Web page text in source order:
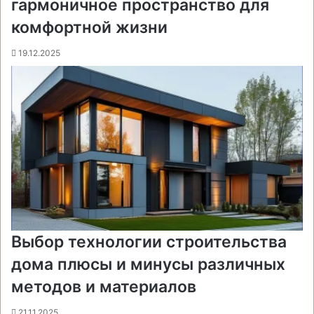
гармоничное пространство для
комфортной жизни
19.12.2025
Выбор технологии строительства
дома плюсы и минусы различных
методов и материалов